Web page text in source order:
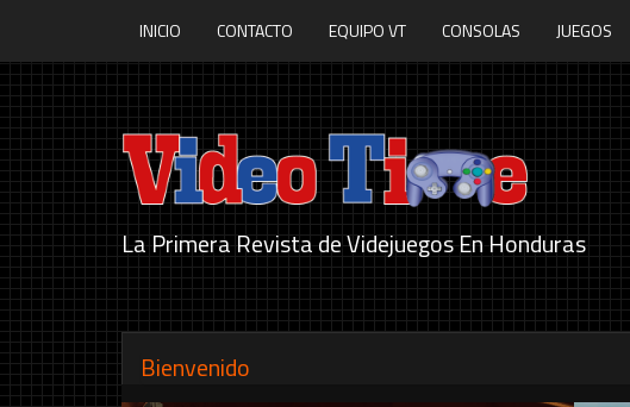
INICIO CONTACTO EQUIPO VT CONSOLAS JUEGOS
La Primera Revista de Videjuegos En Honduras
Bienvenido